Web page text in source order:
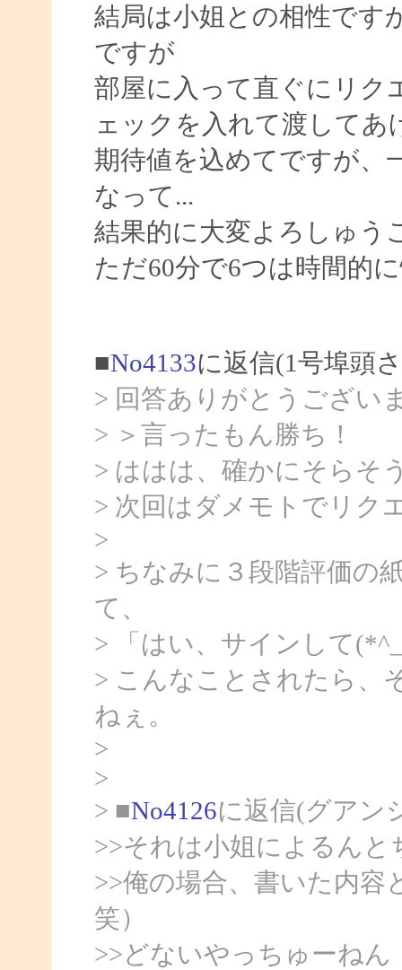
結局は小姐との相性です
ですが
部屋に入って直ぐにリク
ェックを入れて渡してあ
期待値を込めてですが、
なって...
結果的に大変よろしゅう
ただ60分で6つは時間的
■No4133に返信(1号埠頭
> 回答ありがとうござい
> ＞言ったもん勝ち！
> ははは、確かにそらそ
> 次回はダメモトでリク
>
> ちなみに３段階評価の
て、
> 「はい、サインして
> こんなことされたら、
ねぇ。
>
>
> ■No4126に返信(グアン
>>それは小姐によるんと
>>俺の場合、書いた内
笑）
>>どないやっちゅーねん